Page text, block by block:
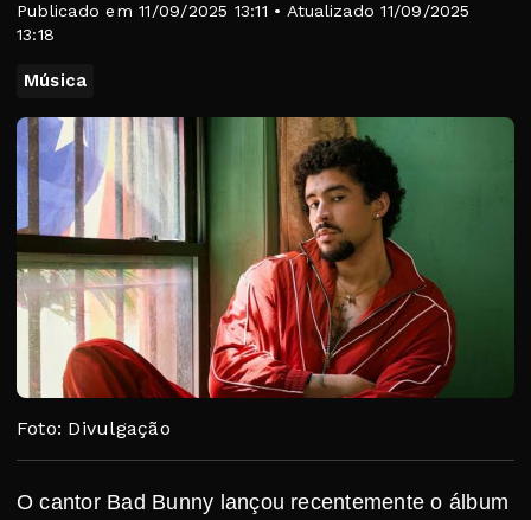
Publicado em 11/09/2025 13:11 • Atualizado 11/09/2025
13:18
Música
Foto: Divulgação
O cantor Bad Bunny lançou recentemente o álbum